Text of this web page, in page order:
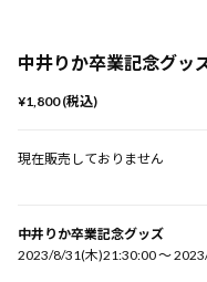
中井りか卒業記念グ
¥1,800 (税込)
現在販売しておりません
中井りか卒業記念グッズ
2023/8/31(木)21:30:00 〜